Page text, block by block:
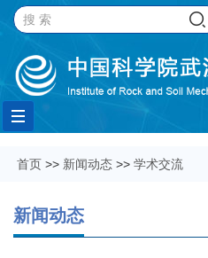
Toggle
navigation
首页 >> 新闻动态 >> 学术交流
新闻动态